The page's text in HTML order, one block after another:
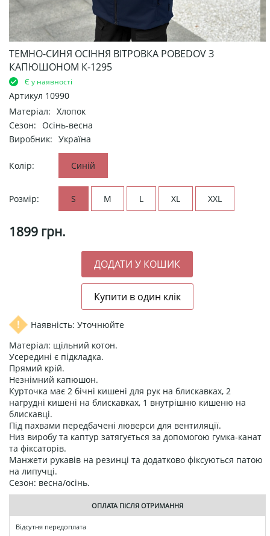
ТЕМНО-СИНЯ ОСІННЯ ВІТРОВКА POBEDOV З
КАПЮШОНОМ К-1295
Є у наявності
Артикул 10990
Матеріал: Хлопок
Сезон: Осінь-весна
Виробник: Україна
Колір: Синій
Розмір: S M L XL XXL
1899 грн.
Наявність: Уточнюйте
Матеріал: щільний котон.
Усередині є підкладка.
Прямий крій.
Незнімний капюшон.
Курточка має 2 бічні кишені для рук на блискавках, 2
нагрудні кишені на блискавках, 1 внутрішню кишеню на
блискавці.
Під пахвами передбачені люверси для вентиляції.
Низ виробу та каптур затягується за допомогою гумка-канат
та фіксаторів.
Манжети рукавів на резинці та додатково фіксуються патою
на липучці.
Сезон: весна/осінь.
ОПЛАТА ПІСЛЯ ОТРИМАННЯ
Відсутня передоплата